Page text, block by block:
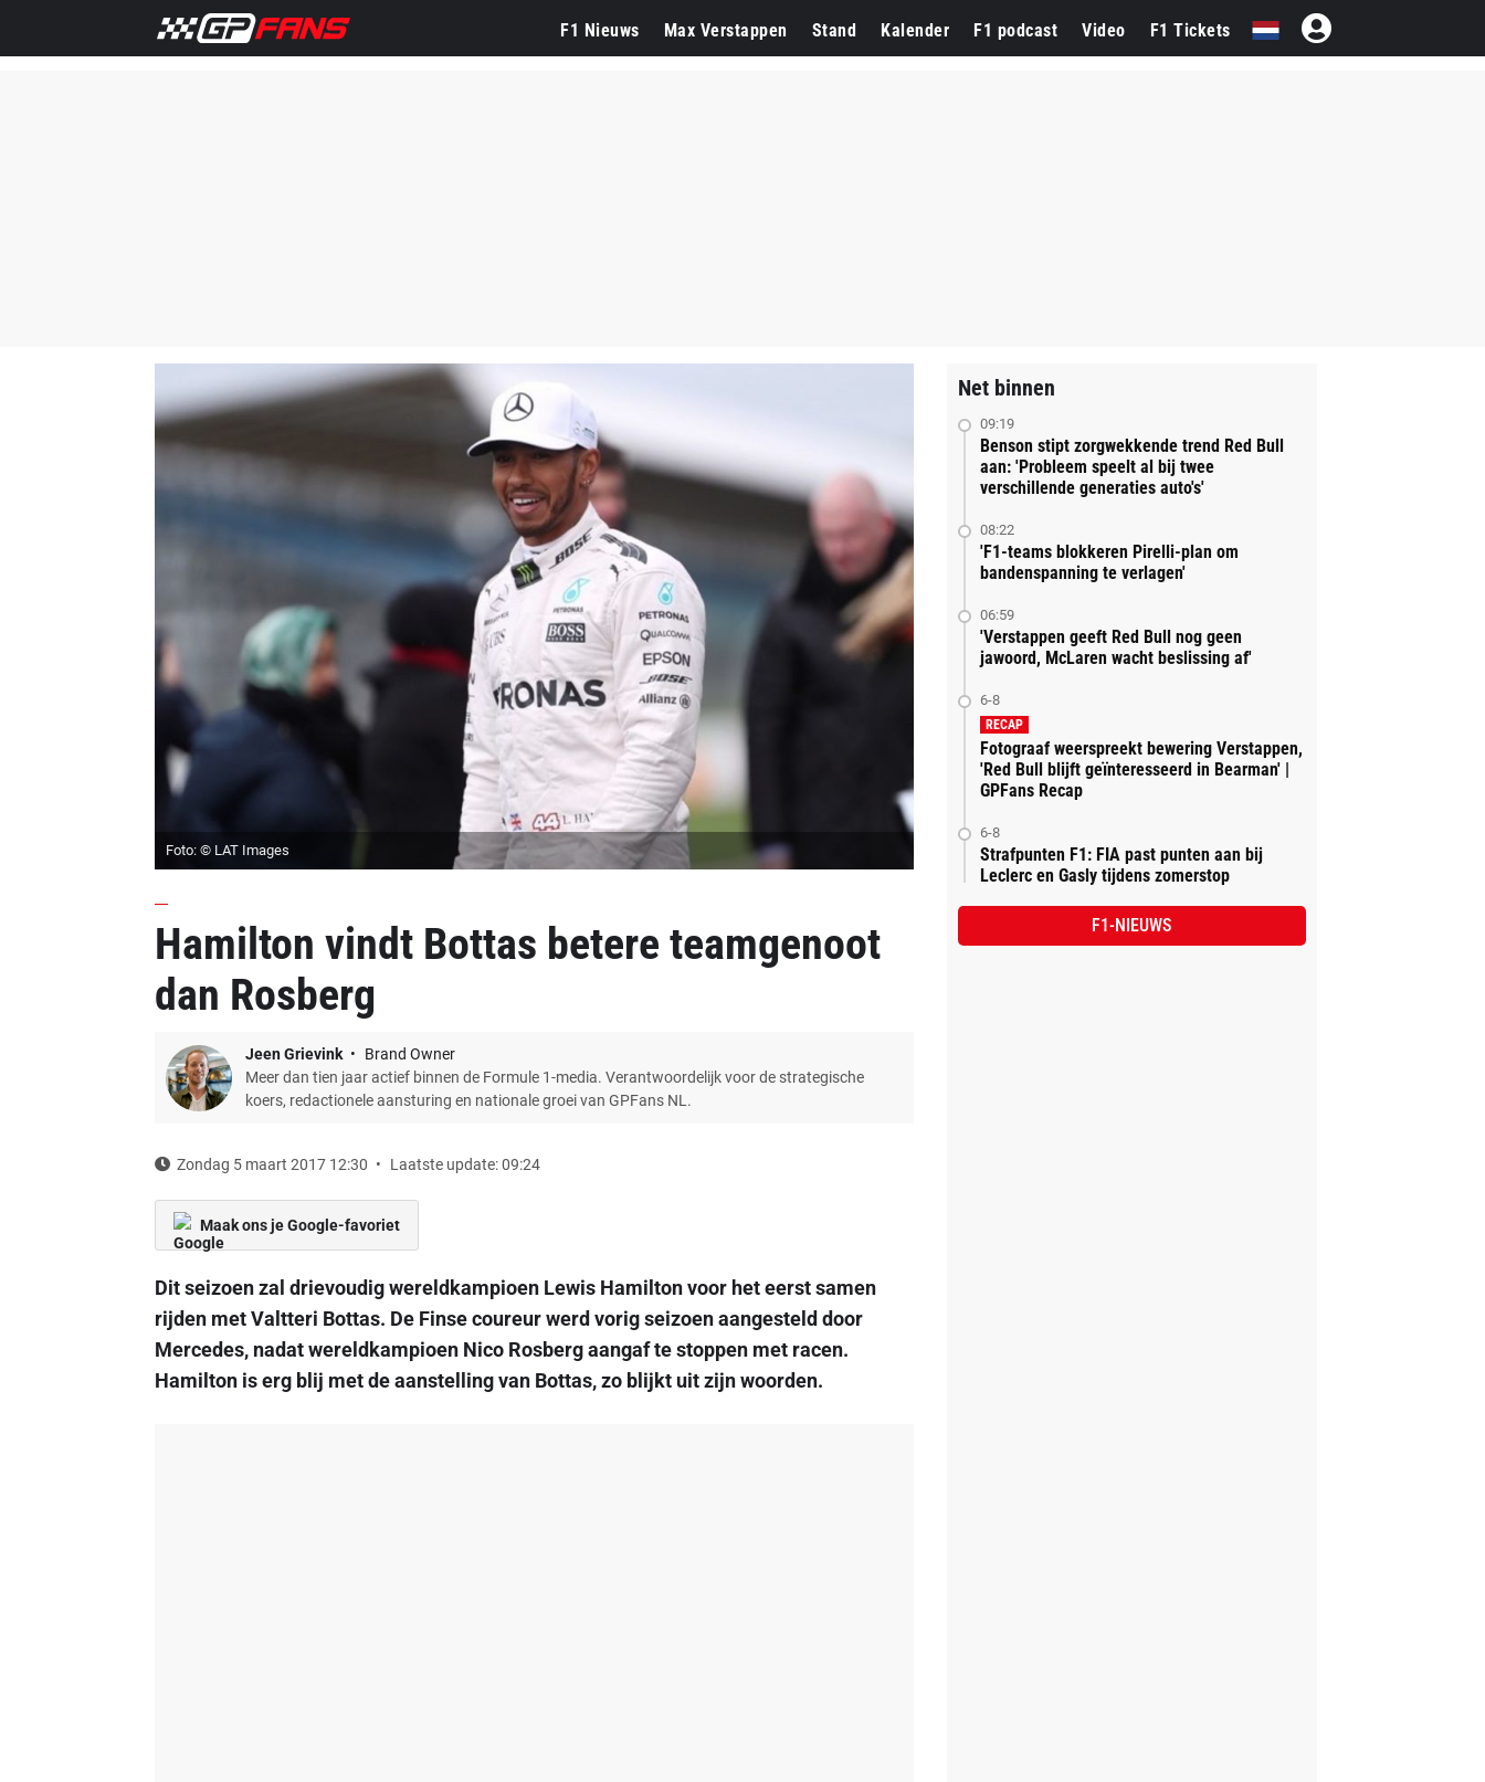
F1 Nieuws Max Verstappen Stand Kalender F1 podcast Video F1 Tickets
Foto: © LAT Images
Hamilton vindt Bottas betere teamgenoot
dan Rosberg
Jeen Grievink
Brand Owner
Meer dan tien jaar actief binnen de Formule 1-media. Verantwoordelijk voor de strategische
koers, redactionele aansturing en nationale groei van GPFans NL.
Zondag 5 maart 2017 12:30 Laatste update: 09:24
Maak ons je Google-favoriet
Dit seizoen zal drievoudig wereldkampioen Lewis Hamilton voor het eerst samen
rijden met Valtteri Bottas. De Finse coureur werd vorig seizoen aangesteld door
Mercedes, nadat wereldkampioen Nico Rosberg aangaf te stoppen met racen.
Hamilton is erg blij met de aanstelling van Bottas, zo blijkt uit zijn woorden.
Net binnen
09:19
Benson stipt zorgwekkende trend Red Bull
aan: 'Probleem speelt al bij twee
verschillende generaties auto's'
08:22
'F1-teams blokkeren Pirelli-plan om
bandenspanning te verlagen'
06:59
'Verstappen geeft Red Bull nog geen
jawoord, McLaren wacht beslissing af'
6-8
RECAP
Fotograaf weerspreekt bewering Verstappen,
'Red Bull blijft geïnteresseerd in Bearman' |
GPFans Recap
6-8
Strafpunten F1: FIA past punten aan bij
Leclerc en Gasly tijdens zomerstop
F1-NIEUWS